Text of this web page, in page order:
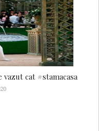
cat #stamacasa